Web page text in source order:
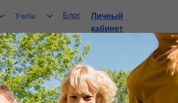
Блог
Личный
кабинет
Учеба
с ЕГЭ по